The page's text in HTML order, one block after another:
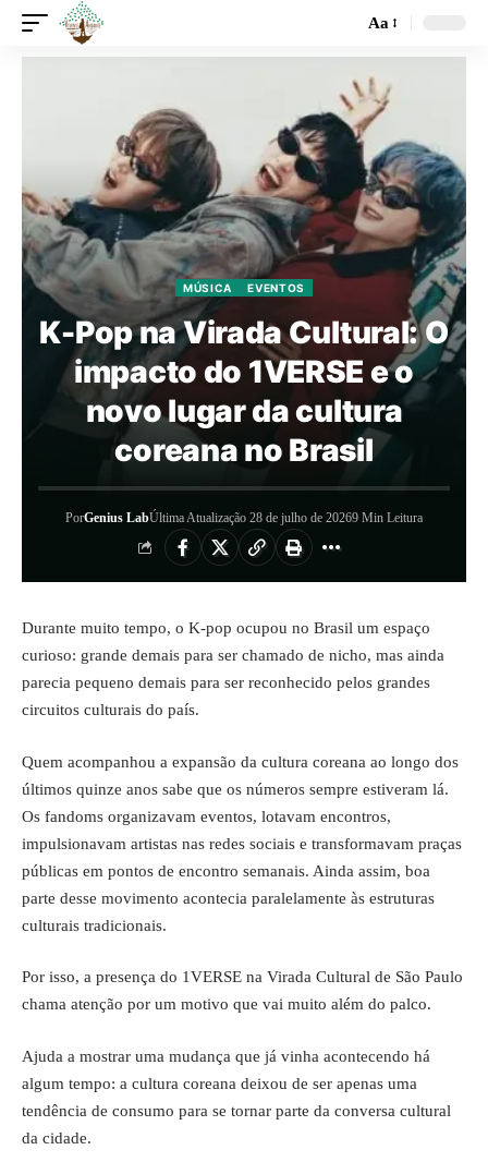
Aa
MÚSICA EVENTOS
K-Pop na Virada Cultural: O
impacto do 1VERSE e o
novo lugar da cultura
coreana no Brasil
PorGenius LabÚltima Atualização 28 de julho de 20269 Min Leitura
Durante muito tempo, o K-pop ocupou no Brasil um espaço
curioso: grande demais para ser chamado de nicho, mas ainda
parecia pequeno demais para ser reconhecido pelos grandes
circuitos culturais do país.
Quem acompanhou a expansão da cultura coreana ao longo dos
últimos quinze anos sabe que os números sempre estiveram lá.
Os fandoms organizavam eventos, lotavam encontros,
impulsionavam artistas nas redes sociais e transformavam praças
públicas em pontos de encontro semanais. Ainda assim, boa
parte desse movimento acontecia paralelamente às estruturas
culturais tradicionais.
Por isso, a presença do 1VERSE na Virada Cultural de São Paulo
chama atenção por um motivo que vai muito além do palco.
Ajuda a mostrar uma mudança que já vinha acontecendo há
algum tempo: a cultura coreana deixou de ser apenas uma
tendência de consumo para se tornar parte da conversa cultural
da cidade.